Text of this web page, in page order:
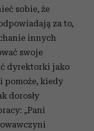
sobie, że
za to,
innych
swoje
dyrektorki jako
pomoże, kiedy
dorosły
„Pani